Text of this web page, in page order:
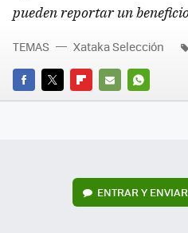
pueden reportar un
FACEBOOK
TWITTERFLIPBOARD
E-
WHATSAPP
TEMAS Xataka Selección
ENTRAR Y